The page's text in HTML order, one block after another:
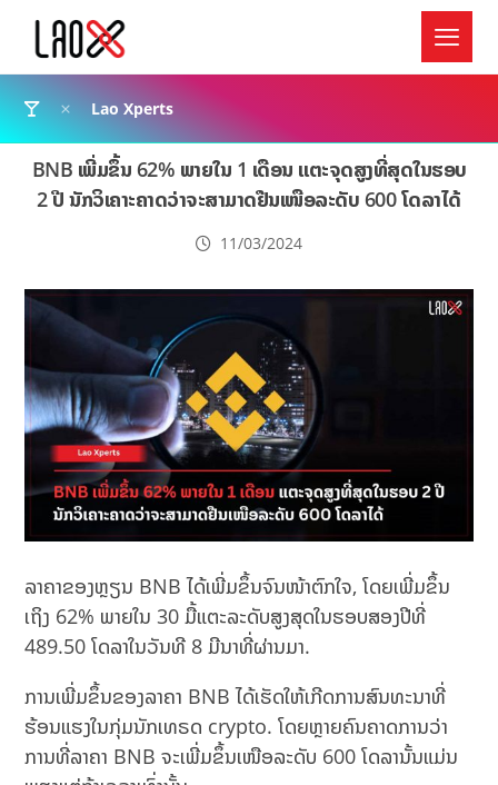
Lao Xperts
BNB ເພີ່ມຂຶ້ນ 62% ພາຍໃນ 1 ເດືອນ ແຕະຈຸດສູງທີ່ສຸດໃນຮອບ
2 ປີ ນັກວິເຄາະຄາດວ່າຈະສາມາດຢືນເໜືອລະດັບ 600 ໂດລາໄດ້
11/03/2024
ລາຄາຂອງຫຼຽນ BNB ໄດ້ເພີ່ມຂຶ້ນຈົນໜ້າຕົກໃຈ, ໂດຍເພີ່ມຂຶ້ນ
ເຖິງ 62% ພາຍໃນ 30 ມື້ແຕະລະດັບສູງສຸດໃນຮອບສອງປີທີ່
489.50 ໂດລາໃນວັນທີ 8 ມີນາທີ່ຜ່ານມາ.
ການເພີ່ມຂຶ້ນຂອງລາຄາ BNB ໄດ້ເຮັດໃຫ້ເກີດການສົນທະນາທີ່
ຮ້ອນແຮງໃນກຸ່ມນັກເທຣດ crypto. ໂດຍຫຼາຍຄົນຄາດການວ່າ
ການທີ່ລາຄາ BNB ຈະເພີ່ມຂຶ້ນເໜືອລະດັບ 600 ໂດລານັ້ນແມ່ນ